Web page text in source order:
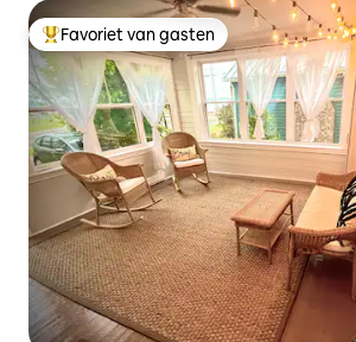
Topfavoriet van gasten
Favoriet van gasten